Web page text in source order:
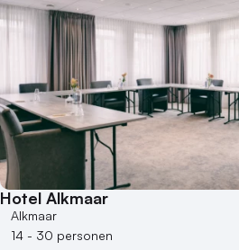
Hotel Alkmaar
Alkmaar
14 - 30 personen